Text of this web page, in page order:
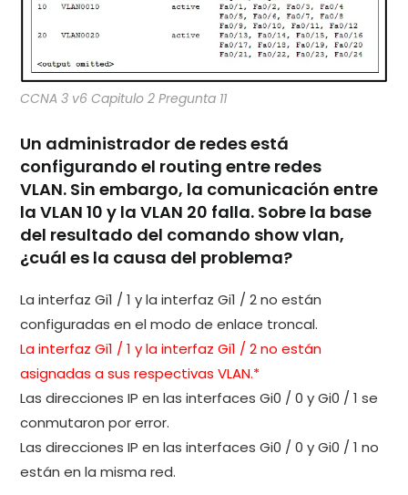
CCNA 3 v6 Capitulo 2 Pregunta 11
Un administrador de redes está
configurando el routing entre redes
VLAN. Sin embargo, la comunicación entre
la VLAN 10 y la VLAN 20 falla. Sobre la base
del resultado del comando show vlan,
¿cuál es la causa del problema?
La interfaz Gi1 / 1 y la interfaz Gi1 / 2 no están
configuradas en el modo de enlace troncal.
La interfaz Gi1 / 1 y la interfaz Gi1 / 2 no están
asignadas a sus respectivas VLAN.*
Las direcciones IP en las interfaces Gi0 / 0 y Gi0 / 1 se
conmutaron por error.
Las direcciones IP en las interfaces Gi0 / 0 y Gi0 / 1 no
están en la misma red.